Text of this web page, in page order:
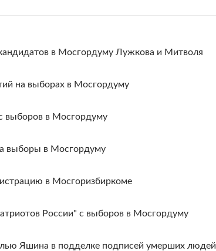
в Мосгордуму Лужкова и Митволя
на выборах в Мосгордуму
выборов в Мосгордуму
выборы в Мосгордуму
в Мосгоризбиркоме
России" с выборов в Мосгордуму
Яшина в подделке подписей умерших людей